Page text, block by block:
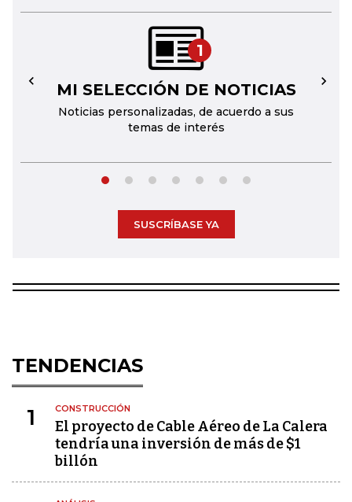
1
MI SELECCIÓN DE NOTICIAS
Noticias personalizadas, de acuerdo a sus
temas de interés
← →
SUSCRÍBASE YA
TENDENCIAS
1 CONSTRUCCIÓN
El proyecto de Cable Aéreo de La Calera
tendría una inversión de más de $1
billón